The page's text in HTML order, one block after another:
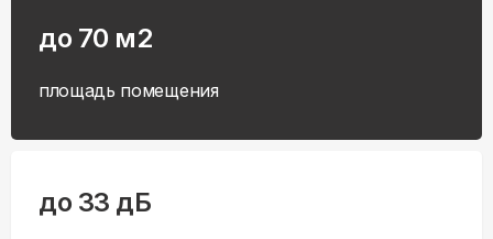
до 70 м2
площадь помещения
до 33 дБ